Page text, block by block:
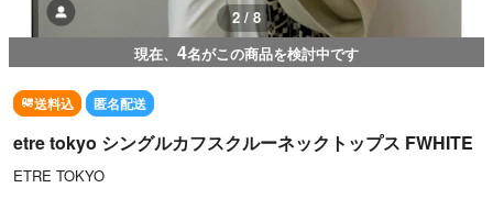
2 / 8
現在、 4名がこの商品を検討中です
送料込 匿名配送
etre tokyo シングルカフスクルーネックトップス FWHITE
ETRE TOKYO